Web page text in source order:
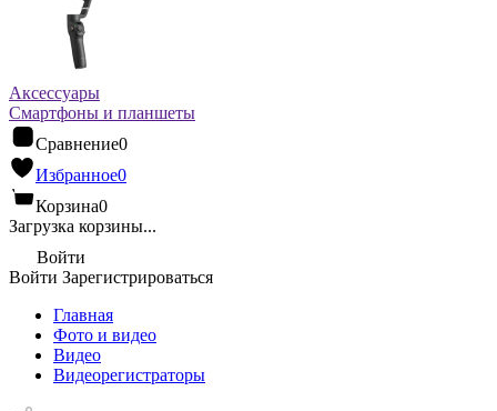
Аксессуары
Смартфоны и планшеты
Сравнение0
Избранное0
Корзина0
Загрузка корзины...
Войти
Войти Зарегистрироваться
Главная
Фото и видео
Видео
Видеорегистраторы